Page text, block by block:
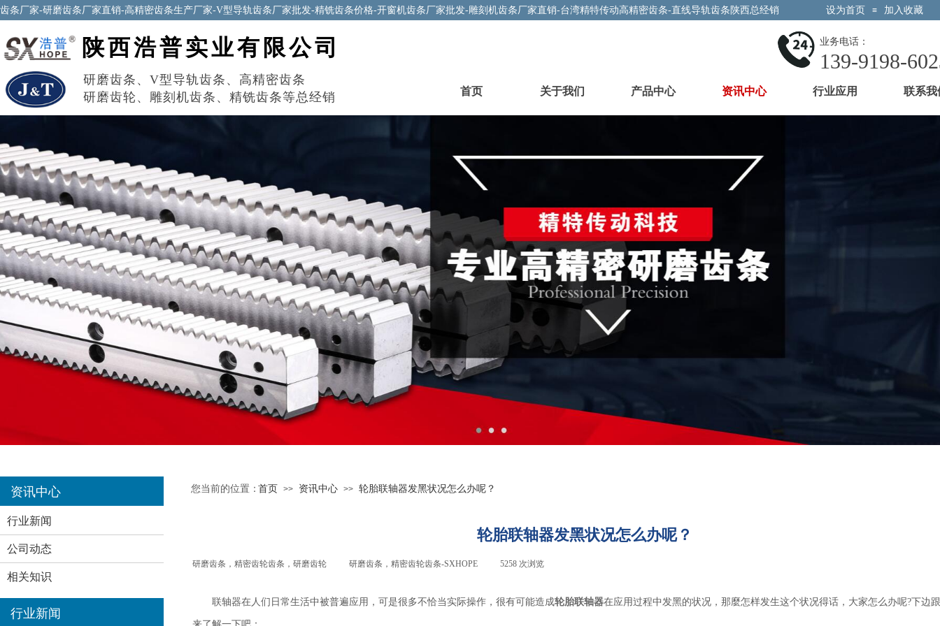
齿条厂家-研磨齿条厂家直销-高精密齿条生产厂家-V型导轨齿条厂家批发-精铣齿条价格-开窗机齿条厂家批发-雕刻机齿条厂家直销-台湾精特传动高精密齿条-直线导轨齿条陕西总经销 设为首页 ≡ 加入收藏
首页 关于我们 产品中心 资讯中心 行业应用 联系我
研磨齿条 、 V型导轨齿条 、 高精密齿条
研磨齿轮 、 雕刻机齿条 、 精铣齿条等总经销
业务电话：
139-9198-
陕西浩普实业有限公司
资讯中心 您当前的位置：首页 >> 资讯中心 >> 轮胎联轴器发黑状况怎么办呢？
行业新闻
公司动态
相关知识
轮胎联轴器发黑状况怎么办呢？
研磨齿条，精密齿轮齿条，研磨齿轮 研磨齿条，精密齿轮齿条-SXHOPE 5258 次浏览
联轴器在人们日常生活中被普遍应用，可是很多不恰当实际操作，很有可能造成轮胎联轴器在应用过程中发黑的状况，那麼怎样发生这个状况得话，大家怎么办呢?下边
行业新闻